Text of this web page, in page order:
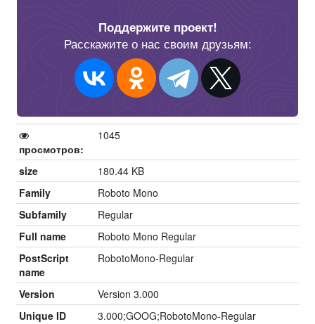
Поддержите проект!
Расскажите о нас своим друзьям:
просмотров:
1045
size
180.44 KB
Family
Roboto Mono
Subfamily
Regular
Full name
Roboto Mono Regular
PostScript
name
RobotoMono-Regular
Version
Version 3.000
Unique ID
3.000;GOOG;RobotoMono-Regular